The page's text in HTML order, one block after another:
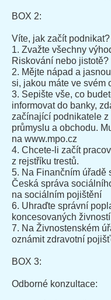
BOX 2:
Víte, jak začít podnikat?
1. Zvažte všechny
Riskování nebo jistotě?
2. Mějte nápad a
si, jakou máte ve svém
3. Sepište vše, co
informovat do banky,
začínající podnikatele
průmyslu a obchodu.
na www.mpo.cz
4. Chcete-li začít
z rejstříku trestů.
5. Na Finančním úřadě
Česká správa
na sociálním pojištění
6. Uhraďte správní
koncesovaných
7. Na Živnostenském
oznámit zdravotní
BOX 3:
Odborné konzultace: